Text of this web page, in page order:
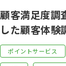
顧客満足度調
した顧客体
ビスを活かし
ポイントサービス